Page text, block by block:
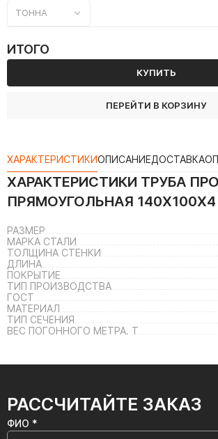
ТОННА
ИТОГО
КУПИТЬ
ПЕРЕЙТИ В КОРЗИНУ
ХАРАКТЕРИСТИКИОПИСАНИЕДОСТАВКА
ХАРАКТЕРИСТИКИ ТРУБА
ПРЯМОУГОЛЬНАЯ 140Х100Х4
РАЗМЕР
МАРКА СТАЛИ
ТОЛЩИНА СТЕНКИ
ДЛИНА
ПОКРЫТИЕ
ТИП ПРОИЗВОДСТВА
ГОСТ
МАТЕРИАЛ
ТИП СЕЧЕНИЯ
ВЕС ПОГОННОГО МЕТРА. Т
РАССЧИТАЙТЕ ЗАКАЗ
ФИО *